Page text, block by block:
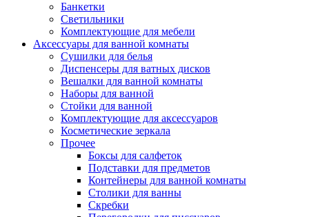
Банкетки
Светильники
Комплектующие для мебели
Аксессуары для ванной комнаты
Сушилки для белья
Диспенсеры для ватных дисков
Вешалки для ванной комнаты
Наборы для ванной
Стойки для ванной
Комплектующие для аксессуаров
Косметические зеркала
Прочее
Боксы для салфеток
Подставки для предметов
Контейнеры для ванной комнаты
Столики для ванны
Скребки